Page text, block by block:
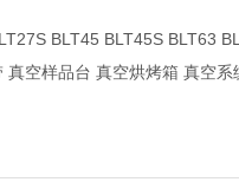
BLT45 BLT45S BLT63
空样品台 真空烘烤箱 真空